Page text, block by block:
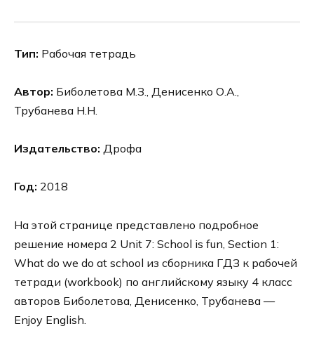
Тип: Рабочая тетрадь
Автор: Биболетова М.З., Денисенко О.А.,
Трубанева Н.Н.
Издательство: Дрофа
Год: 2018
На этой странице представлено подробное
решение номера 2 Unit 7: School is fun, Section 1:
What do we do at school из сборника ГДЗ к рабочей
тетради (workbook) по английскому языку 4 класс
авторов Биболетова, Денисенко, Трубанева —
Enjoy English.